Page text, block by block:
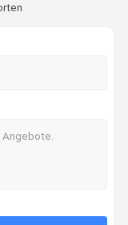
Geschirr